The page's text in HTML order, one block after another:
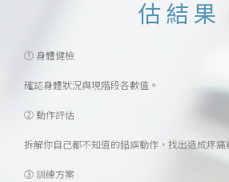
估結果
① 身體健檢
確認身體狀況與現階段各數值。
② 動作評估
拆解你自己都不知道的錯誤動作，找出造成疼痛
③ 訓練方案